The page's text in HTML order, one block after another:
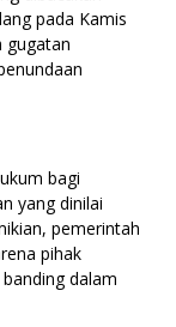
pada Kamis
gugatan
bagi
yang dinilai
pemerintah
pihak
dalam